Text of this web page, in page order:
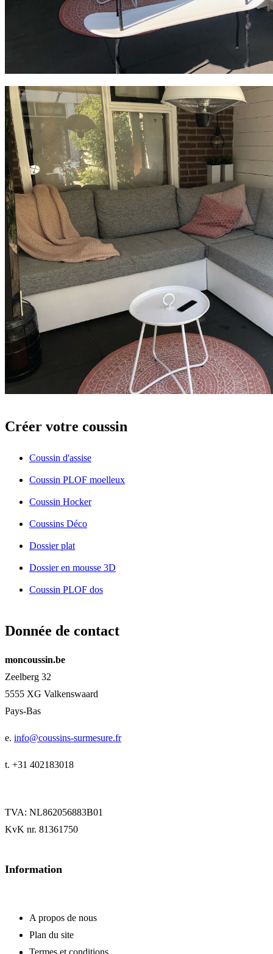
Créer votre coussin
Coussin d'assise
Coussin PLOF moelleux
Coussin Hocker
Coussins Déco
Dossier plat
Dossier en mousse 3D
Coussin PLOF dos
Donnée de contact
moncoussin.be
Zeelberg 32
5555 XG Valkenswaard
Pays-Bas
e. info@coussins-surmesure.fr
t. +31 402183018
TVA: NL862056883B01
KvK nr. 81361750
Information
A propos de nous
Plan du site
Termes et conditions